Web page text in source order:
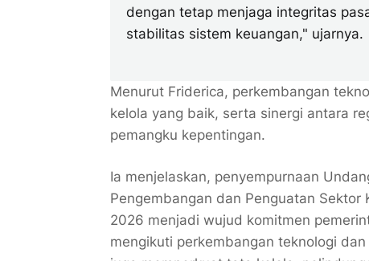
dengan tetap menjaga integritas
stabilitas sistem keuangan," ujarnya.
Menurut Friderica, perkembangan
kelola yang baik, serta sinergi antara
pemangku kepentingan.
Ia menjelaskan, penyempurnaan
Pengembangan dan Penguatan
2026 menjadi wujud komitmen
mengikuti perkembangan teknologi